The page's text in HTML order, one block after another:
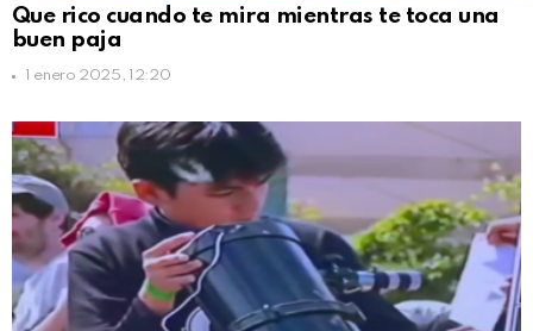
Que rico cuando te mira mientras te toca una
buen paja
1 enero 2025, 12:20